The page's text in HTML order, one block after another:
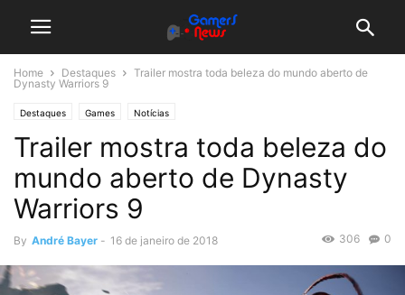
Home Destaques
Trailer mostra toda beleza do mundo aberto de
Dynasty Warriors 9
Destaques Games Notícias
Trailer mostra toda beleza do
mundo aberto de Dynasty
Warriors 9
By André Bayer - 16 de janeiro de 2018 0
306